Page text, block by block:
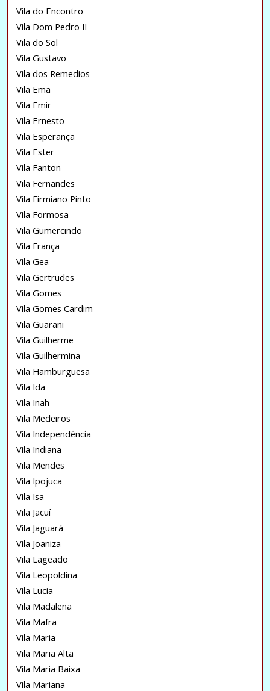
Vila do Encontro
Vila Dom Pedro II
Vila do Sol
Vila Gustavo
Vila dos Remedios
Vila Ema
Vila Emir
Vila Ernesto
Vila Esperança
Vila Ester
Vila Fanton
Vila Fernandes
Vila Firmiano Pinto
Vila Formosa
Vila Gumercindo
Vila França
Vila Gea
Vila Gertrudes
Vila Gomes
Vila Gomes Cardim
Vila Guarani
Vila Guilherme
Vila Guilhermina
Vila Hamburguesa
Vila Ida
Vila Inah
Vila Medeiros
Vila Independência
Vila Indiana
Vila Mendes
Vila Ipojuca
Vila Isa
Vila Jacuí
Vila Jaguará
Vila Joaniza
Vila Lageado
Vila Leopoldina
Vila Lucia
Vila Madalena
Vila Mafra
Vila Maria
Vila Maria Alta
Vila Maria Baixa
Vila Mariana